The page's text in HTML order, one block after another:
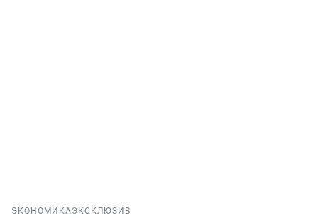
ЭКОНОМИКАЭКСКЛЮЗИВ